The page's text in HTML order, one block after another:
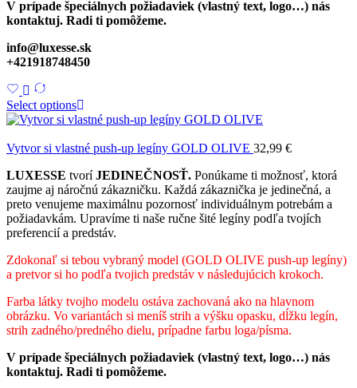
V prípade špeciálnych požiadaviek (vlastný text, logo…) nás
kontaktuj. Radi ti pomôžeme.
info@luxesse.sk
+421918748450
Select options
Vytvor si vlastné push-up legíny GOLD OLIVE 32,99 €
LUXESSE tvoríJEDINEČNOSŤ. Ponúkame ti možnosť, ktorá
zaujme aj náročnú zákazničku. Každá zákaznička je jedinečná, a
preto venujeme maximálnu pozornosť individuálnym potrebám a
požiadavkám. Upravíme ti naše ručne šité legíny podľa tvojích
preferencií a predstáv.
Zdokonaľ si tebou vybraný model (GOLD OLIVE push-up legíny)
a pretvor si ho podľa tvojich predstáv v následujúcich krokoch.
Farba látky tvojho modelu ostáva zachovaná ako na hlavnom
obrázku. Vo variantách si meníš strih a výšku opasku, dĺžku legín,
strih zadného/predného dielu, prípadne farbu loga/písma.
V prípade špeciálnych požiadaviek (vlastný text, logo…) nás
kontaktuj. Radi ti pomôžeme.